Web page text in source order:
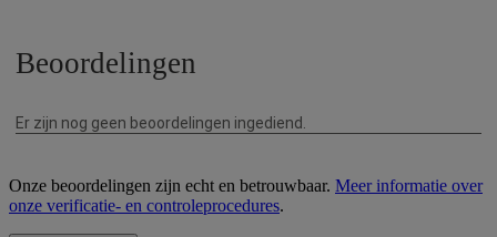
Onze beoordelingen zijn echt en betrouwbaar. Meer informatie over
onze verificatie- en controleprocedures.